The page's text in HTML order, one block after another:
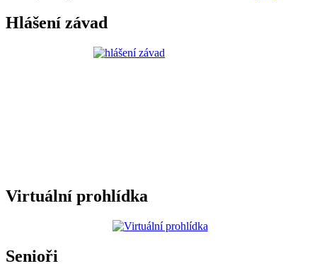
Hlášení závad
Virtuální prohlídka
Senioři